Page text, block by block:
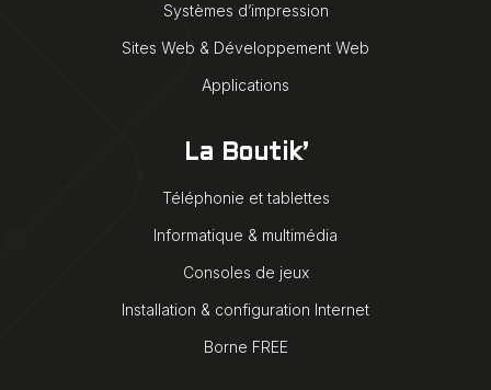
Systèmes d’impression
Sites Web & Développement Web
Applications
La Boutik’
Téléphonie et tablettes
Informatique & multimédia
Consoles de jeux
Installation & configuration Internet
Borne FREE